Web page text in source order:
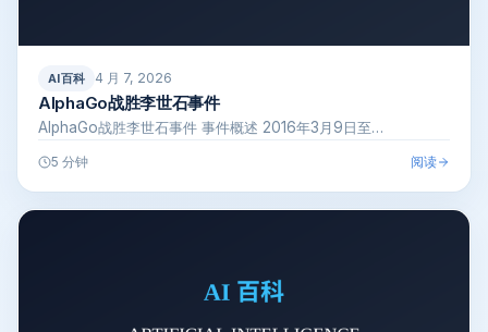
AI百科 4 月 7, 2026
AlphaGo战胜李世石事件
AlphaGo战胜李世石事件 事件概述 2016年3月9日至…
5 分钟 阅读